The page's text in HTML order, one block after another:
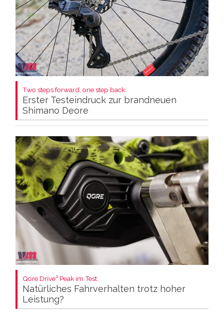
Two steps forward, one step back:
Erster Testeindruck zur brandneuen
Shimano Deore
Qore Drive³ Peak im Test:
Natürliches Fahrverhalten trotz hoher
Leistung?